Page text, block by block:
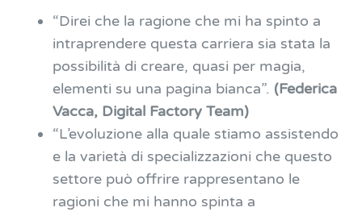
“Direi che la ragione che mi ha spinto a
intraprendere questa carriera sia stata la
possibilità di creare, quasi per magia,
elementi su una pagina bianca”. (Federica
Vacca, Digital Factory Team)
“L’evoluzione alla quale stiamo assistendo
e la varietà di specializzazioni che questo
settore può offrire rappresentano le
ragioni che mi hanno spinta a